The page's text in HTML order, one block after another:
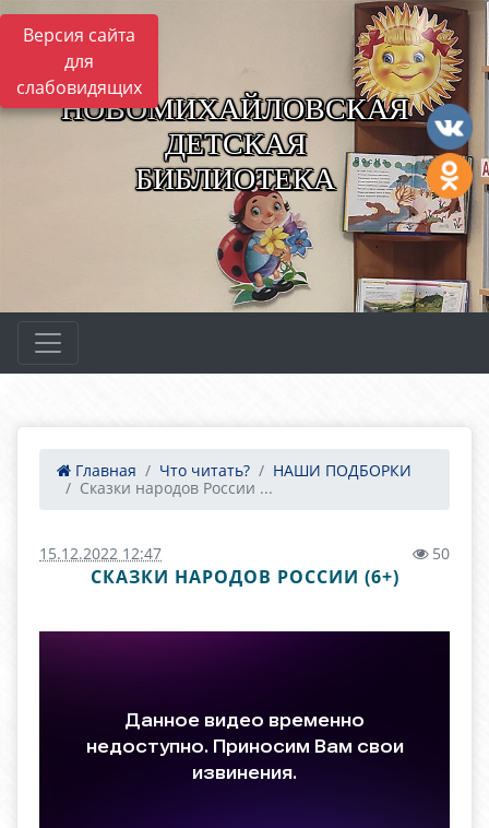
Версия сайта
для
слабовидящих
НОВОМИХАЙЛОВСКАЯ
ДЕТСКАЯ
БИБЛИОТЕКА
Главная Что читать?
НАШИ ПОДБОРКИ
Сказки народов России ...
15.12.2022 12:47 50
СКАЗКИ НАРОДОВ РОССИИ (6+)